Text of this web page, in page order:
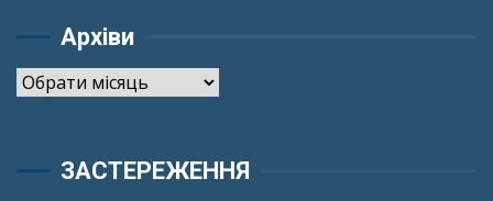
Архіви
Архіви
ЗАСТЕРЕЖЕННЯ